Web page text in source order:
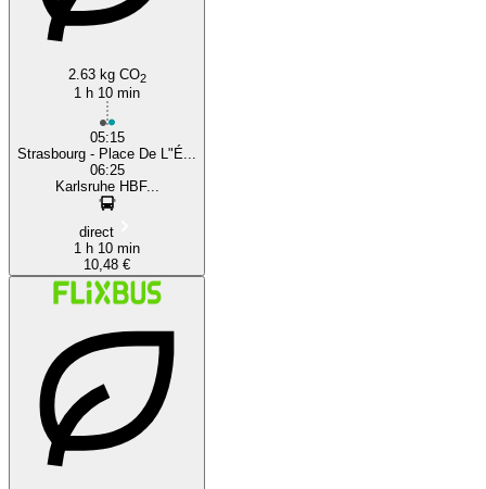
2.63 kg CO2
1 h 10 min
05:15
Strasbourg - Place De L"É...
06:25
Karlsruhe HBF...
direct
1 h 10 min
10,48 €